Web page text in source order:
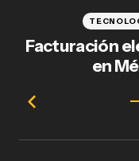
Facturación
en